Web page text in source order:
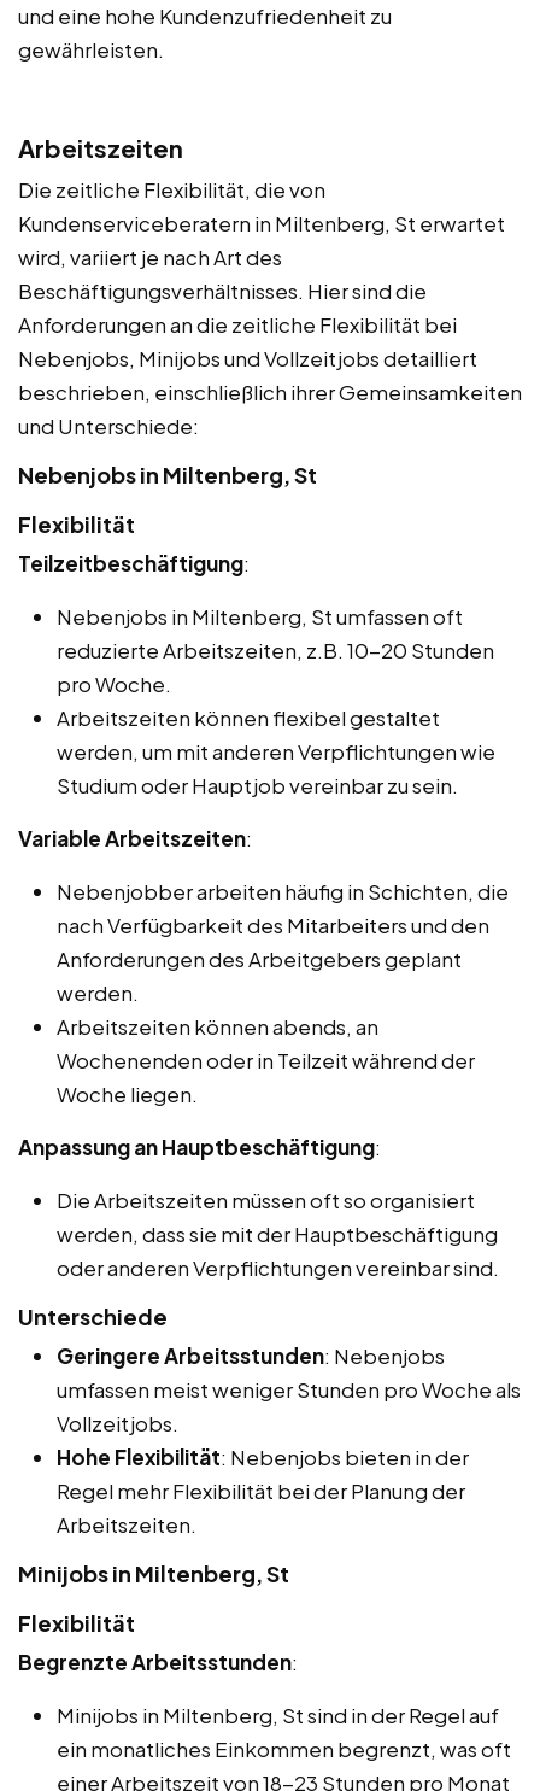
und eine hohe Kundenzufriedenheit zu
gewährleisten.
Arbeitszeiten
Die zeitliche Flexibilität, die von
Kundenserviceberatern in Miltenberg, St erwartet
wird, variiert je nach Art des
Beschäftigungsverhältnisses. Hier sind die
Anforderungen an die zeitliche Flexibilität bei
Nebenjobs, Minijobs und Vollzeitjobs detailliert
beschrieben, einschließlich ihrer Gemeinsamkeiten
und Unterschiede:
Nebenjobs in Miltenberg, St
Flexibilität
Teilzeitbeschäftigung:
Nebenjobs in Miltenberg, St umfassen oft
reduzierte Arbeitszeiten, z.B. 10-20 Stunden
pro Woche.
Arbeitszeiten können flexibel gestaltet
werden, um mit anderen Verpflichtungen wie
Studium oder Hauptjob vereinbar zu sein.
Variable Arbeitszeiten:
Nebenjobber arbeiten häufig in Schichten, die
nach Verfügbarkeit des Mitarbeiters und den
Anforderungen des Arbeitgebers geplant
werden.
Arbeitszeiten können abends, an
Wochenenden oder in Teilzeit während der
Woche liegen.
Anpassung an Hauptbeschäftigung:
Die Arbeitszeiten müssen oft so organisiert
werden, dass sie mit der Hauptbeschäftigung
oder anderen Verpflichtungen vereinbar sind.
Unterschiede
Geringere Arbeitsstunden: Nebenjobs
umfassen meist weniger Stunden pro Woche als
Vollzeitjobs.
Hohe Flexibilität: Nebenjobs bieten in der
Regel mehr Flexibilität bei der Planung der
Arbeitszeiten.
Minijobs in Miltenberg, St
Flexibilität
Begrenzte Arbeitsstunden:
Minijobs in Miltenberg, St sind in der Regel auf
ein monatliches Einkommen begrenzt, was oft
einer Arbeitszeit von 18-23 Stunden pro Monat